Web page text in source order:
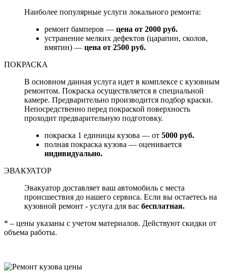
Наиболее популярные услуги локального ремонта:
ремонт бамперов — цена от 2000 руб.
устранение мелких дефектов (царапин, сколов,
вмятин) — цена от 2500 руб.
ПОКРАСКА
В основном данная услуга идет в комплексе с кузовным
ремонтом. Покраска осуществляется в специальной
камере. Предварительно производится подбор краски.
Непосредственно перед покраской поверхность
проходит предварительную подготовку.
покраска 1 единицы кузова — от 5000 руб.
полная покраска кузова — оценивается
индивидуально.
ЭВАКУАТОР
Эвакуатор доставляет ваш автомобиль с места
происшествия до нашего сервиса. Если вы остаетесь на
кузовной ремонт - услуга для вас бесплатная.
* – цены указаны с учетом материалов. Действуют скидки от
объема работы.